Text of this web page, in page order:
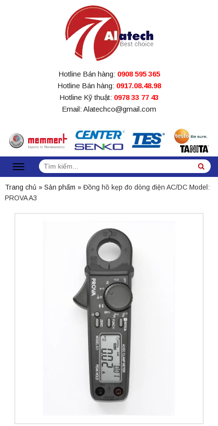
Hotline Bán hàng: 0908 595 365
Hotline Bán hàng: 0917.08.48.98
Hotline Kỹ thuật: 0978 33 77 43
Email: Alatechco@gmail.com
Tìm
kiếm:
Trang chủ » Sản phẩm » Đồng hồ kẹp đo dòng điện AC/DC Model:
PROVA A3